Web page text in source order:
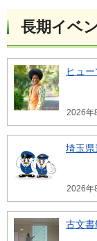
長期イベ
ヒュ
2026年
埼玉
2026年
古文